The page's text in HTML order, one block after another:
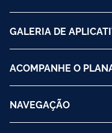
GALERIA DE
ACOMPANHE O
NAVEGAÇÃO